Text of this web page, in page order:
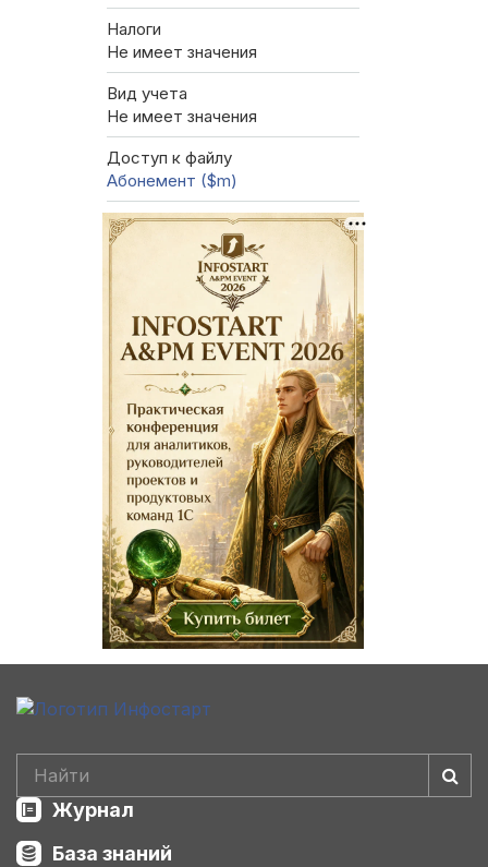
Налоги
Не имеет значения
Вид учета
Не имеет значения
Доступ к файлу
Абонемент ($m)
Журнал
База знаний